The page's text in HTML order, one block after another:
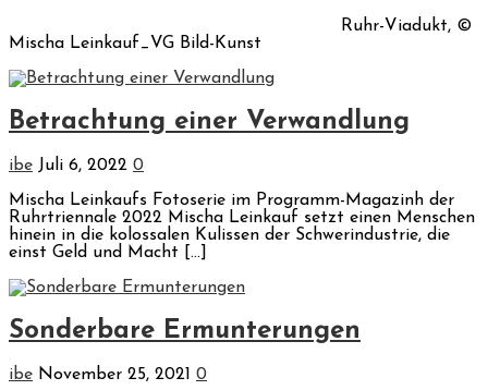
Ruhr-Viadukt, ©
Mischa Leinkauf_VG Bild-Kunst
Betrachtung einer Verwandlung
ibe Juli 6, 2022 0
Mischa Leinkaufs Fotoserie im Programm-Magazinh der
Ruhrtriennale 2022 Mischa Leinkauf setzt einen Menschen
hinein in die kolossalen Kulissen der Schwerindustrie, die
einst Geld und Macht […]
Sonderbare Ermunterungen
ibe November 25, 2021 0